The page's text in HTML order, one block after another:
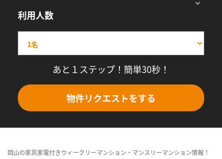
利用人数
あと１ステップ！簡単30秒！
物件リクエストをする
岡山の家具家電付きウィークリーマンション・マンスリーマンション情報！